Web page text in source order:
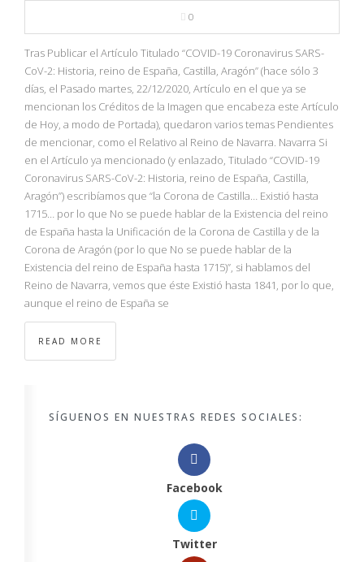
0
Tras Publicar el Artículo Titulado “COVID-19 Coronavirus SARS-
CoV-2: Historia, reino de España, Castilla, Aragón” (hace sólo 3
días, el Pasado martes, 22/12/2020, Artículo en el que ya se
mencionan los Créditos de la Imagen que encabeza este Artículo
de Hoy, a modo de Portada), quedaron varios temas Pendientes
de mencionar, como el Relativo al Reino de Navarra. Navarra Si
en el Artículo ya mencionado (y enlazado, Titulado “COVID-19
Coronavirus SARS-CoV-2: Historia, reino de España, Castilla,
Aragón”) escribíamos que “la Corona de Castilla… Existió hasta
1715… por lo que No se puede hablar de la Existencia del reino
de España hasta la Unificación de la Corona de Castilla y de la
Corona de Aragón (por lo que No se puede hablar de la
Existencia del reino de España hasta 1715)”, si hablamos del
Reino de Navarra, vemos que éste Existió hasta 1841, por lo que,
aunque el reino de España se
READ MORE
SÍGUENOS EN NUESTRAS REDES SOCIALES:
Facebook
Twitter